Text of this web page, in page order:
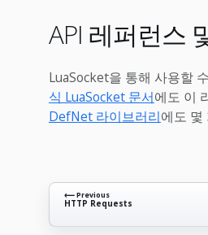
API 레퍼런스
LuaSocket을 통해 사용할
식 LuaSocket 문서에도 이
DefNet 라이브러리에도 몇
⟵ Previous
HTTP Requests